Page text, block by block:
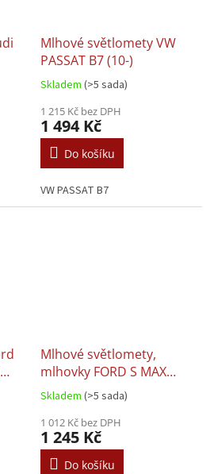
Mlhové světlomety VW
PASSAT B7 (10-)
Skladem (>5 sada)
1 215 Kč bez DPH
1 494 Kč
Do košíku
VW PASSAT B7
Mlhové světlomety,
mlhovky FORD S MAX
(2006-2010)
Skladem (>5 sada)
1 012 Kč bez DPH
1 245 Kč
Do košíku